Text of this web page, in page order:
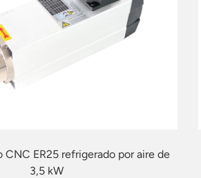
CNC ER25 refrigerado por aire de
3,5 kW